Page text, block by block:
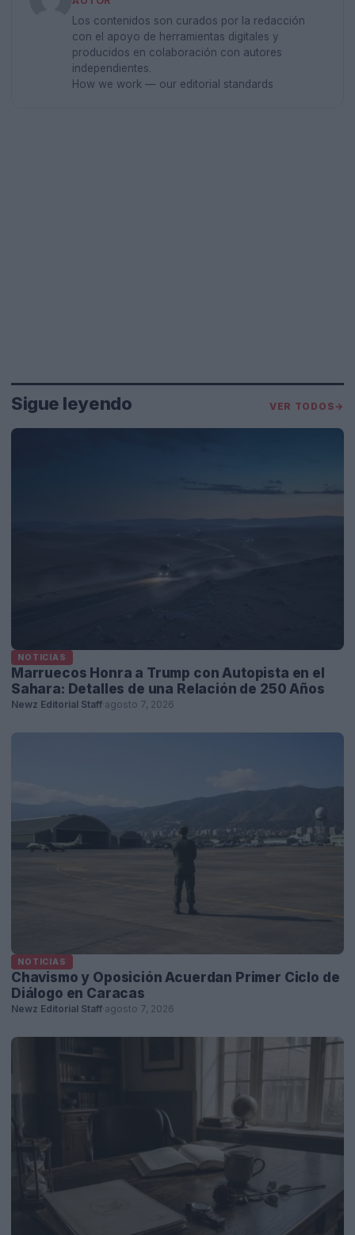
Los contenidos son curados por la redacción
con el apoyo de herramientas digitales y
producidos en colaboración con autores
independientes.
How we work — our editorial standards
Sigue leyendo VER TODOS→
NOTICIAS
Marruecos Honra a Trump con Autopista en el
Sahara: Detalles de una Relación de 250 Años
Newz Editorial Staff agosto 7, 2026
NOTICIAS
Chavismo y Oposición Acuerdan Primer Ciclo de
Diálogo en Caracas
Newz Editorial Staff agosto 7, 2026